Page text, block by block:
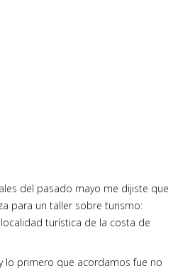
del pasado mayo me dijiste que
para un taller sobre turismo:
localidad turística de la costa de
lo primero que acordamos fue no